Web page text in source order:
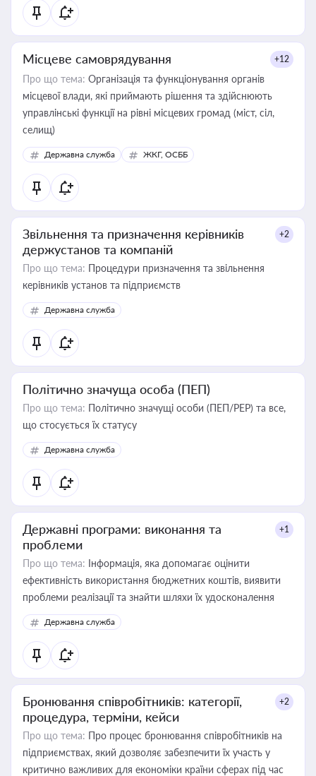
Місцеве самоврядування +12
Про що тема: Організація та функціонування органів
місцевої влади, які приймають рішення та здійснюють
управлінські функції на рівні місцевих громад (міст, сіл,
селищ)
Державна служба ЖКГ, ОСББ
Звільнення та призначення керівників
держустанов та компаній
+2
Про що тема: Процедури призначення та звільнення
керівників установ та підприємств
Державна служба
Політично значуща особа (ПЕП)
Про що тема: Політично значущі особи (ПЕП/PEP) та все,
що стосується їх статусу
Державна служба
Державні програми: виконання та
проблеми
+1
Про що тема: Інформація, яка допомагає оцінити
ефективність використання бюджетних коштів, виявити
проблеми реалізації та знайти шляхи їх удосконалення
Державна служба
Бронювання співробітників: категорії,
процедура, терміни, кейси
+2
Про що тема: Про процес бронювання співробітників на
підприємствах, який дозволяє забезпечити їх участь у
критично важливих для економіки країни сферах під час